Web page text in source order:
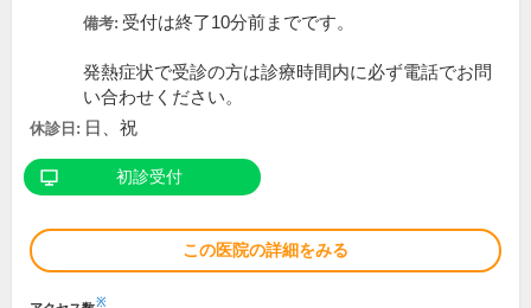
備考: 受付は終了10分前までです。
発熱症状で受診の方は診療時間内に必ず電話でお問
い合わせください。
休診日: 日、祝
初診受付
この医院の詳細をみる
※